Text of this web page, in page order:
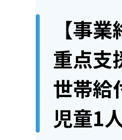
【事
重点支
世帯給
児童1